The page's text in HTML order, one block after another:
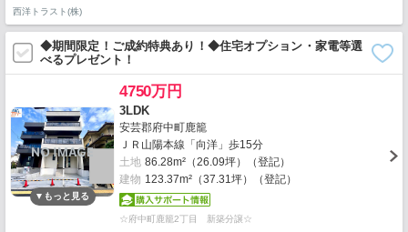
西洋トラスト(株)
◆期間限定！ご成約特典あり！◆住宅オプション・家電等選
べるプレゼント！
4750万円
3LDK
安芸郡府中町鹿籠
ＪＲ山陽本線「向洋」歩15分
土地 86.28m²（26.09坪）（登記）
建物 123.37m²（37.31坪）（登記）
☆府中町鹿籠2丁目 新築分譲☆